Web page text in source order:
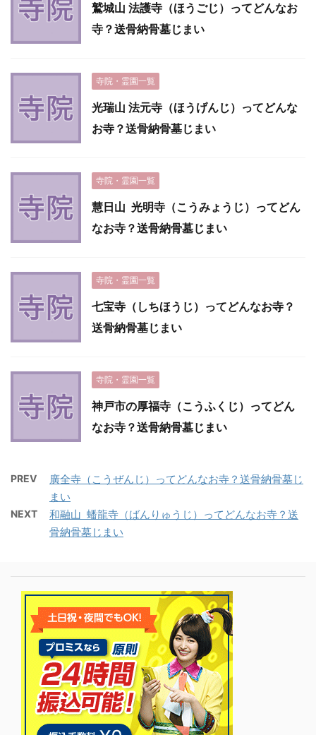
鷲城山 法護寺（ほうごじ）ってどんなお
寺？送骨納骨墓じまい
寺院・霊園一覧
光瑞山 法元寺（ほうげんじ）ってどんな
お寺？送骨納骨墓じまい
寺院・霊園一覧
慧日山 光明寺（こうみょうじ）ってどん
なお寺？送骨納骨墓じまい
寺院・霊園一覧
七宝寺（しちほうじ）ってどんなお寺？
送骨納骨墓じまい
寺院・霊園一覧
神戸市の厚福寺（こうふくじ）ってどん
なお寺？送骨納骨墓じまい
PREV
廣全寺（こうぜんじ）ってどんなお寺？送骨納骨墓じ
まい
NEXT
和融山 蟠龍寺（ばんりゅうじ）ってどんなお寺？送
骨納骨墓じまい